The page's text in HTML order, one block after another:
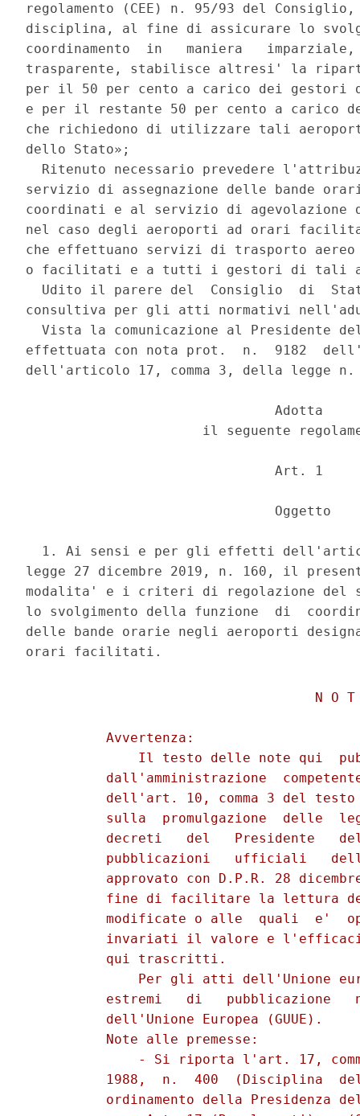
regolamento (CEE) n. 95/93 del
disciplina, al fine di assicurare lo
coordinamento  in   maniera
trasparente, stabilisce altresi' la
per il 50 per cento a carico dei gestori
e per il restante 50 per cento a carico
che richiedono di utilizzare tali
dello Stato»;
Ritenuto necessario prevedere
servizio di assegnazione delle bande
coordinati e al servizio di
nel caso degli aeroporti ad orari
che effettuano servizi di trasporto
o facilitati e a tutti i gestori di tali
Udito il parere del  Consiglio  di
consultiva per gli atti normativi
Vista la comunicazione al Presidente
effettuata con nota prot.  n.  9182
dell'articolo 17, comma 3, della legge
                               Adotta
il seguente
                               Art. 1
                               Oggetto
1. Ai sensi e per gli effetti
legge 27 dicembre 2019, n. 160, il
modalita' e i criteri di regolazione del
lo svolgimento della funzione  di
delle bande orarie negli aeroporti
N O
          Avvertenza:
Il testo delle note qui
dall'amministrazione
dell'art. 10, comma 3 del
sulla  promulgazione  delle
decreti   del   Presidente
pubblicazioni   ufficiali
approvato con D.P.R. 28
fine di facilitare la lettura
modificate o alle  quali  e'
invariati il valore e
          qui trascritti.
Per gli atti dell'Unione
estremi   di   pubblicazione
          dell'Unione Europea (GUUE).
          Note alle premesse:
- Si riporta l'art. 17,
1988,  n.  400  (Disciplina
ordinamento della Presidenza